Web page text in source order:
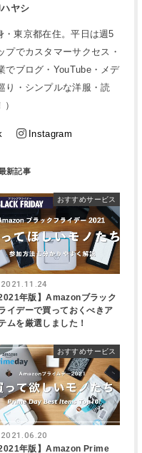
ヤシ
・東京都在住。平日は週5
でカスタマーサクセス・
でブログ・YouTube・メデ
り・シンプルな洋服・読
Instagram
おすすめサービス
2021.11.24
2021年版】Amazonブラック
イデーで買っておくべきア
ムを厳選しました！
おすすめサービス
2021.06.20
2021年版】Amazon Prime